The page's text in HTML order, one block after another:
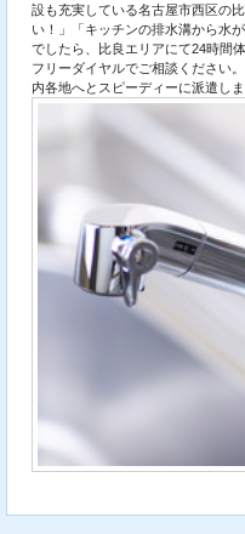
設も充実している名古屋市西区の
い！」「キッチンの排水溝から水
でしたら、比良エリアにて24時間
フリーダイヤルでご相談ください
内各地へとスピーディーに派遣しま